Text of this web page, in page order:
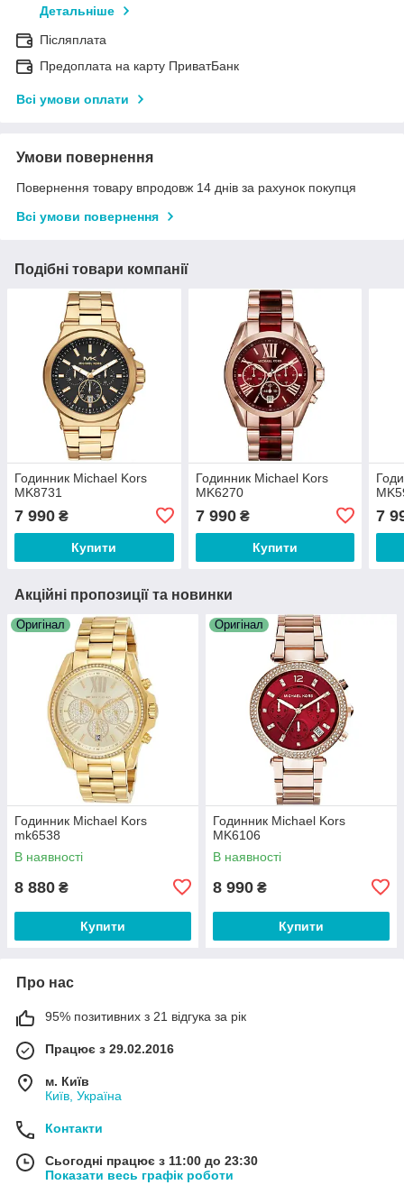
Детальніше
Післяплата
Предоплата на карту ПриватБанк
Всі умови оплати
Умови повернення
Повернення товару впродовж 14 днів за рахунок покупця
Всі умови повернення
Подібні товари компанії
Годинник Michael Kors
MK8731
7 990 ₴
Купити
Годинник Michael Kors
MK6270
7 990₴
Купити
7
Акційні пропозиції та новинки
Оригінал
Годинник Michael Kors
mk6538
В наявності
8 880 ₴
Купити
Оригінал
Годинник Michael Kors
MK6106
В наявності
8 990 ₴
Купити
Про нас
95% позитивних з 21 відгука за рік
Працює з 29.02.2016
м. Київ
Київ, Україна
Контакти
Сьогодні працює з 11:00 до 23:30
Показати весь графік роботи